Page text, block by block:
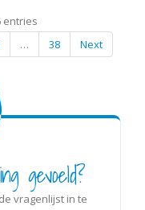
entries
… 38 Next
gevoeld?
vragenlijst in te